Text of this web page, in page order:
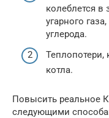
колеблется в
угарного
углерода.
Теплопотери,
котла.
Повысить реальное
следующими